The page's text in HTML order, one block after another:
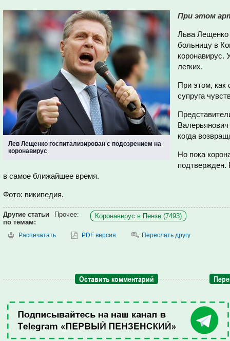
Лев Лещенко госпитализирован с подозрением на
коронавирус
При этом
Льва Лещенко
больницу в
коронавирус.
легких.
При этом, как
супруга
когда
Но пока
подтвержден.
в самое ближайшее время.
Фото: википедия.
Другие статьи
по темам:
Прочее: Коронавирус в Пензе (7493)
Распечатать PDF версия Переслать другу
Оставить комментарий